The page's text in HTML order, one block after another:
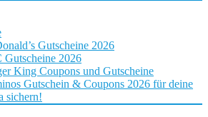
Gutscheine 2026
Gutscheine 2026
King Coupons und Gutscheine
Gutschein & Coupons 2026 für deine
sichern!